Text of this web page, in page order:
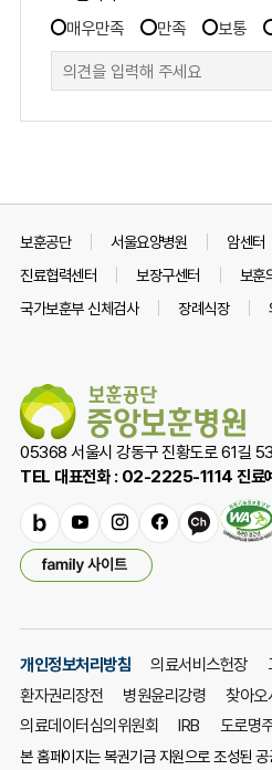
츠
만
족
만
족
조
매우만족 만족 보통
보훈공단 서울요양병원 암센터
진료협력센터
보장구센터
보훈
국가보훈부 신체검사
장례식장
05368 서울시 강동구 진황도로 61길
TEL 대표전화 : 02-2225-1114 진
밴
드
유
튜
브
인
스
타
램
페
카
널
패
밀
사
트
열
기
개인정보처리방침 의료서비스헌장
환자권리장전
병원윤리강령 찾아오
의료데이터심의위원회
IRB 도로명
본 홈페이지는 복권기금 지원으로 조성된